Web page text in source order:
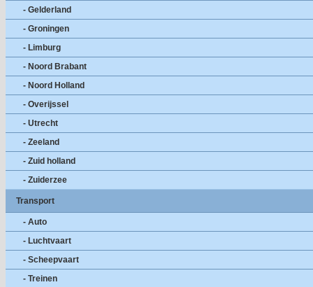
- Gelderland
- Groningen
- Limburg
- Noord Brabant
- Noord Holland
- Overijssel
- Utrecht
- Zeeland
- Zuid holland
- Zuiderzee
Transport
- Auto
- Luchtvaart
- Scheepvaart
- Treinen